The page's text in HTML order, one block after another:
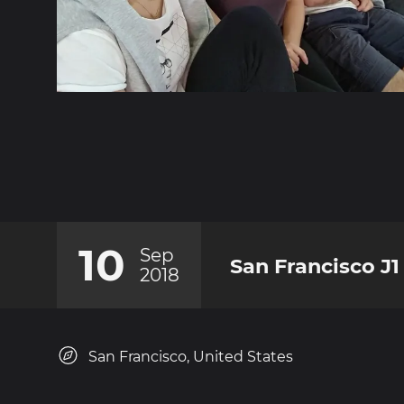
10
Sep
2018
San Francisco J1
San Francisco, United States